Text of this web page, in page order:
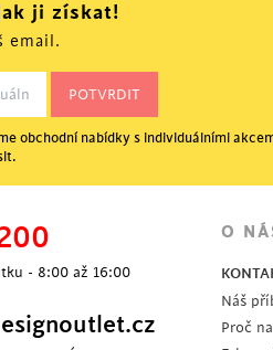
ji získat!
email.
obchodní nabídky s individuálními
- 8:00 až 16:00
O
Náš
Proč